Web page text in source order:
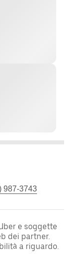
987-3743
e soggette
dei partner.
a riguardo.